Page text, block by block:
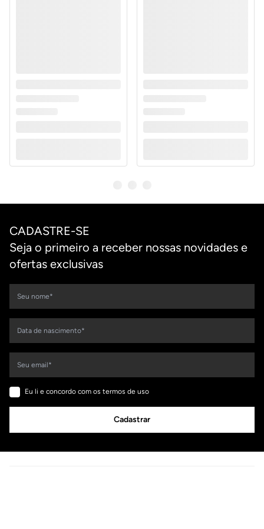
CADASTRE-SE
Seja o primeiro a receber nossas novidades e
ofertas exclusivas
Eu li e concordo com os termos de uso
Cadastrar